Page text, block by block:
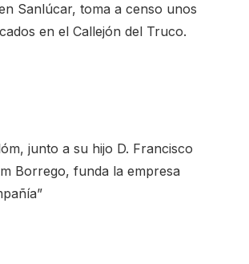
Sanlúcar, toma a censo unos
en el Callejón del Truco.
junto a su hijo D. Francisco
Borrego, funda la empresa